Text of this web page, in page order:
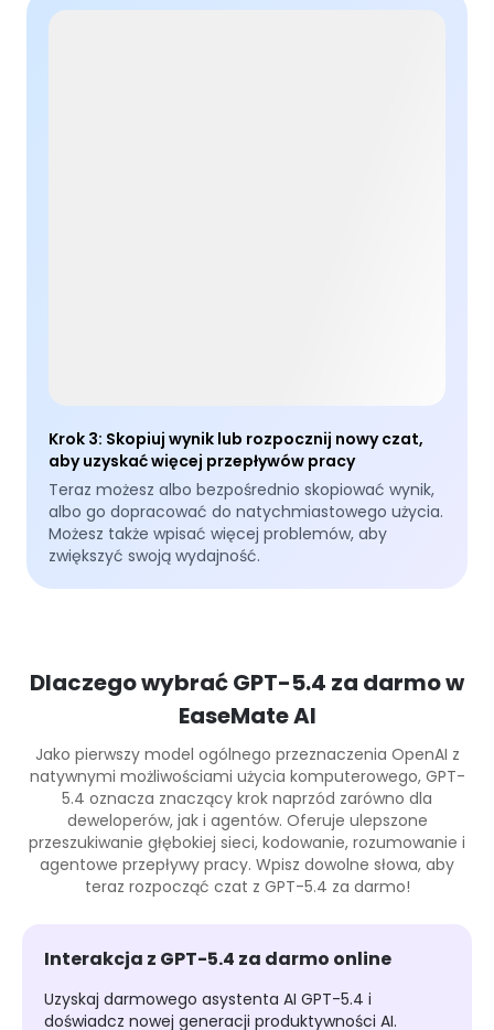
Krok 3: Skopiuj wynik lub rozpocznij nowy czat,
aby uzyskać więcej przepływów pracy
Teraz możesz albo bezpośrednio skopiować wynik,
albo go dopracować do natychmiastowego użycia.
Możesz także wpisać więcej problemów, aby
zwiększyć swoją wydajność.
Dlaczego wybrać GPT-5.4 za darmo w
EaseMate AI
Jako pierwszy model ogólnego przeznaczenia OpenAI z
natywnymi możliwościami użycia komputerowego, GPT-
5.4 oznacza znaczący krok naprzód zarówno dla
deweloperów, jak i agentów. Oferuje ulepszone
przeszukiwanie głębokiej sieci, kodowanie, rozumowanie i
agentowe przepływy pracy. Wpisz dowolne słowa, aby
teraz rozpocząć czat z GPT-5.4 za darmo!
Interakcja z GPT-5.4 za darmo online
Uzyskaj darmowego asystenta AI GPT-5.4 i
doświadcz nowej generacji produktywności AI.